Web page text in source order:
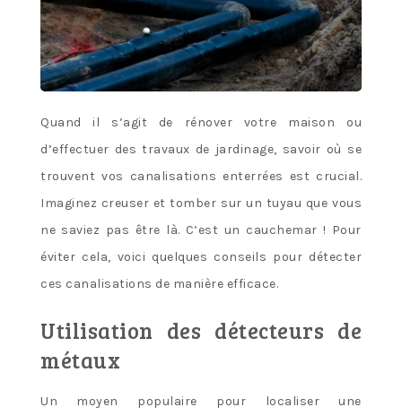
Quand il s’agit de rénover votre maison ou
d’effectuer des travaux de jardinage, savoir où se
trouvent vos canalisations enterrées est crucial.
Imaginez creuser et tomber sur un tuyau que vous
ne saviez pas être là. C’est un cauchemar ! Pour
éviter cela, voici quelques conseils pour détecter
ces canalisations de manière efficace.
Utilisation des détecteurs de
métaux
Un moyen populaire pour localiser une